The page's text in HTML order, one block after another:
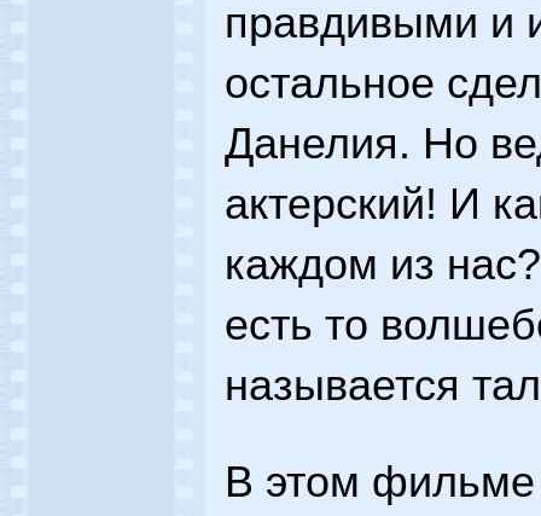
правдивыми и
остальное
Данелия. Но
актерский! И
каждом из
есть то
называется
В этом фильме